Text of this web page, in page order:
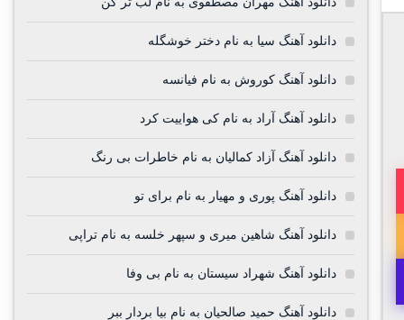
دانلود آهنگ سیا به نام دختر خوشگله
دانلود آهنگ کوروش به نام فیانسه
دانلود آهنگ آراد به نام کی هواییت کرد
دانلود آهنگ آزاد کمالیان به نام خاطرات بی رنگ
دانلود آهنگ پوری و مهیار به نام برای تو
دانلود آهنگ شاهین میری و سپهر خلسه به نام تراپی
دانلود آهنگ شهراد سیستان به نام بی وفا
دانلود آهنگ حمید صالحیان به نام بیا بردار ببر